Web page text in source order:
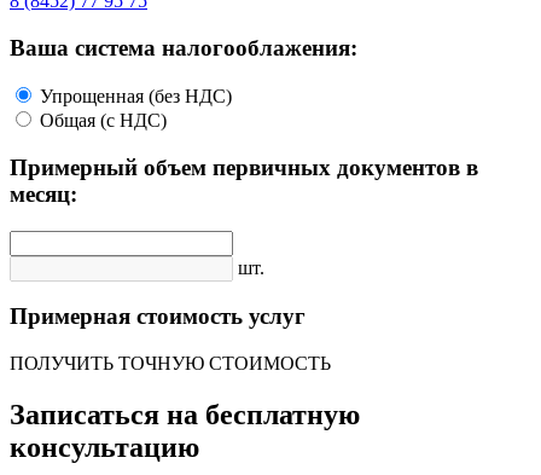
Ваша система налогооблажения:
Упрощенная (без НДС)
Общая (с НДС)
Примерный объем первичных документов в
месяц:
шт.
Примерная стоимость услуг
ПОЛУЧИТЬ ТОЧНУЮ СТОИМОСТЬ
Записаться на бесплатную
консультацию